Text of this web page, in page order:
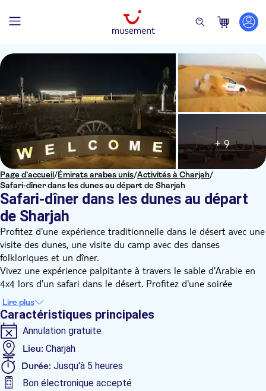
Page d’accueil/Émirats arabes unis/Activités à Charjah/
Safari-dîner dans les dunes au départ de Sharjah
Safari-dîner dans les dunes au départ
de Sharjah
+ 9
Profitez d'une expérience traditionnelle dans le désert avec une
visite des dunes, une visite du camp avec des danses
folkloriques et un dîner.
Vivez une expérience palpitante à travers le sable d'Arabie en
4x4 lors d'un safari dans le désert. Profitez d'une soirée
relaxante dans un camp bédouin traditionnel et découvrez les
traditions locales, les balades à dos de chameau et le
sandboard. Savourez de délicieux plats accompagnés d'un dîner
barbecue typique au camp, agrémenté d'un magnifique
spectacle de danse du ventre.
Lire plus
Caractéristiques principales
Annulation gratuite
Lieu: Charjah
Durée: Jusqu'à 5 heures
Bon électronique accepté